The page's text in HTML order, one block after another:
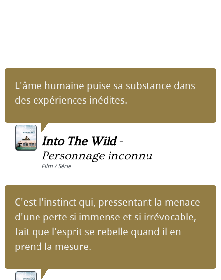
L'âme humaine puise sa substance dans
des expériences inédites.
Into The Wild-
Personnage inconnu
Film / Série
C'est l'instinct qui, pressentant la menace
d'une perte si immense et si irrévocable,
fait que l'esprit se rebelle quand il en
prend la mesure.